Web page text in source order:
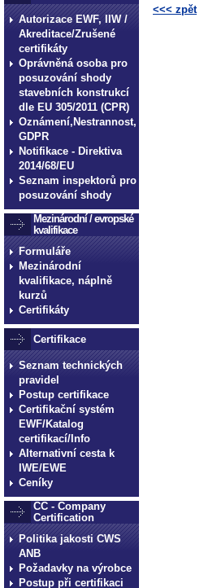
Autorizace EWF, IIW /
Akreditace/Zrušené
certifikáty
Oprávněná osoba pro
posuzování shody
stavebních konstrukcí
dle EU 305/2011 (CPR)
Oznámení,Nestrannost,
GDPR
Notifikace - Direktiva
2014/68/EU
Seznam inspektorů pro
posuzování shody
Mezinárodní / evropské
kvalifikace
Formuláře
Mezinárodní
kvalifikace, náplně
kurzů
Certifikáty
Certifikace
Seznam technických
pravidel
Postup certifikace
Certifikační systém
EWF/Katalog
certifikací/Info
Alternativní cesta k
IWE/EWE
Ceníky
CC - Company
Certification
Politika jakosti CWS
ANB
Požadavky na výrobce
Postup při certifikaci
<<< zpět